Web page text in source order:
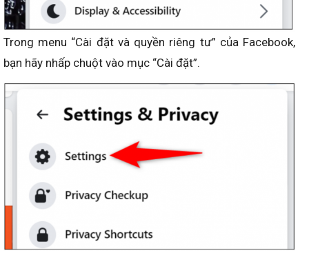
Trong menu “Cài đặt và quyền riêng tư” của Facebook,
bạn hãy nhấp chuột vào mục “Cài đặt”.